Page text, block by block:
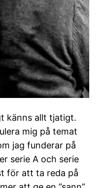
känns allt tjatigt.
mig på temat
jag funderar på
serie A och serie
för att ta reda på